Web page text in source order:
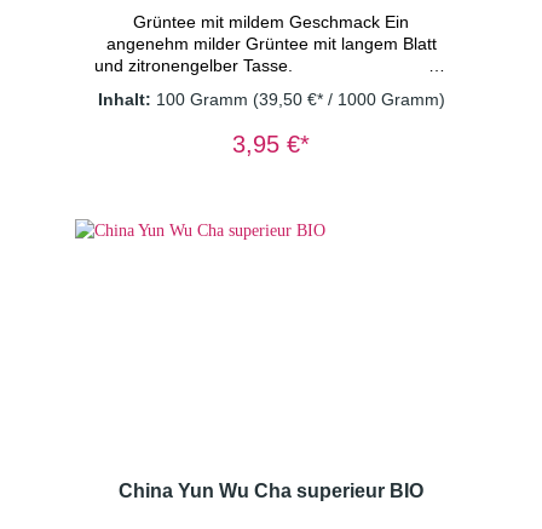
Grüntee mit mildem Geschmack Ein
angenehm milder Grüntee mit langem Blatt
und zitronengelber Tasse.
ÖKO-003 Dosierung: 1TL/Tasse
Inhalt: 100 Gramm (39,50 €* / 1000 Gramm)
3,95 €*
China Yun Wu Cha superieur BIO